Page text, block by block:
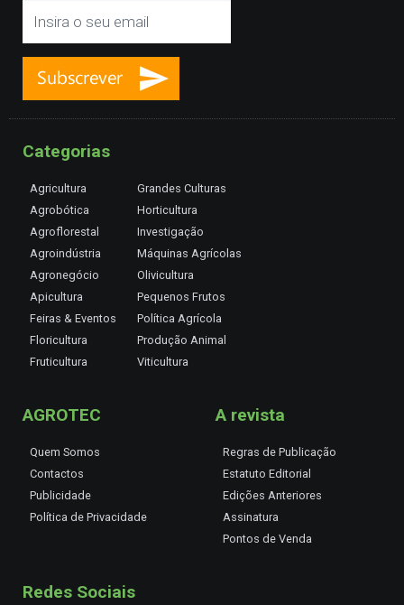
Categorias
Agricultura
Agrobótica
Agroflorestal
Agroindústria
Agronegócio
Apicultura
Feiras & Eventos
Floricultura
Fruticultura
Grandes Culturas
Horticultura
Investigação
Máquinas Agrícolas
Olivicultura
Pequenos Frutos
Política Agrícola
Produção Animal
Viticultura
AGROTEC
Quem Somos
Contactos
Publicidade
Política de Privacidade
A revista
Regras de Publicação
Estatuto Editorial
Edições Anteriores
Assinatura
Pontos de Venda
Redes Sociais